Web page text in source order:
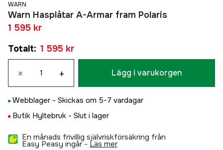
WARN
Warn Hasplåtar A-Armar fram Polaris
1 595 kr
Totalt: 1 595 kr
× + Lägg i varukorgen
Webblager - Skickas om 5-7 vardagar
Butik Hyltebruk - Slut i lager
En månads frivillig självriskförsäkring från
Easy Peasy ingår - läs mer